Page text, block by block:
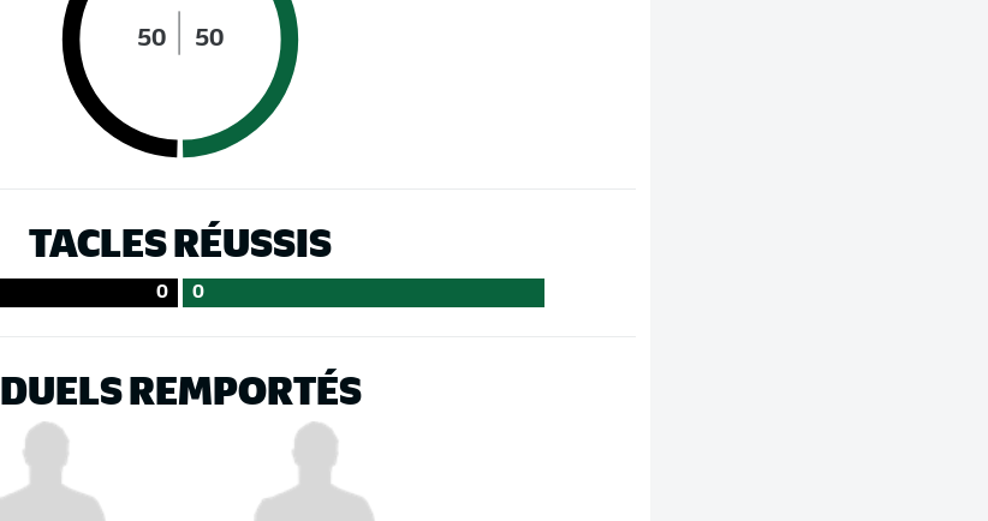
50 50
TACLES RÉUSSIS
0 0
DUELS REMPORTÉS